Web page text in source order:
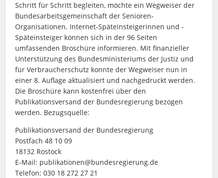
Schritt für Schritt begleiten, möchte ein Wegweiser der
Bundesarbeitsgemeinschaft der Senioren-
Organisationen. Internet-Späteinsteigerinnen und -
Späteinsteiger können sich in der 96 Seiten
umfassenden Broschüre informieren. Mit finanzieller
Unterstützung des Bundesministeriums der Justiz und
für Verbraucherschutz konnte der Wegweiser nun in
einer 8. Auflage aktualisiert und nachgedruckt werden.
Die Broschüre kann kostenfrei über den
Publikationsversand der Bundesregierung bezogen
werden. Bezugsquelle:
Publikationsversand der Bundesregierung
Postfach 48 10 09
18132 Rostock
E-Mail: publikationen@bundesregierung.de
Telefon: 030 18 272 27 21